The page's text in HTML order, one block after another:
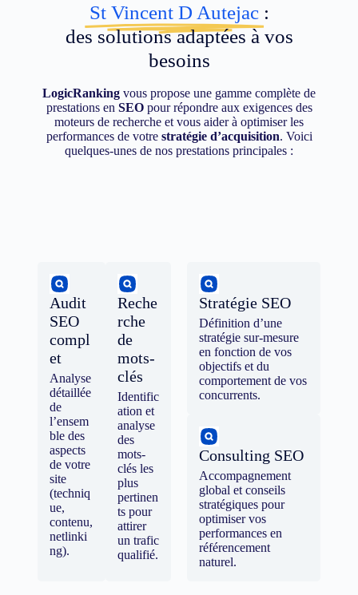
St Vincent D Autejac :
des solutions adaptées à vos
besoins
LogicRanking vous propose une gamme complète de
prestations en SEOpour répondre aux exigences des
moteurs de recherche et vous aider à optimiser les
performances de votre stratégie d’acquisition. Voici
quelques-unes de nos prestations principales :
Audit
SEO
compl
et
Analyse
détaillée
de
l’ensem
ble des
aspects
de votre
site
(techniq
ue,
contenu,
netlinki
ng).
Reche
rche
de
mots-
clés
Identific
ation et
analyse
des
mots-
clés les
plus
pertinen
ts pour
attirer
un trafic
qualifié.
Stratégie SEO
Définition d’une
stratégie sur-mesure
en fonction de vos
objectifs et du
comportement de vos
concurrents.
Consulting SEO
Accompagnement
global et conseils
stratégiques pour
optimiser vos
performances en
référencement
naturel.